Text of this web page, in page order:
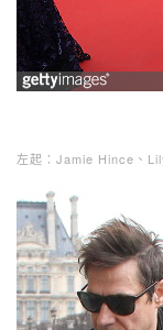
左起：Jamie Hince、